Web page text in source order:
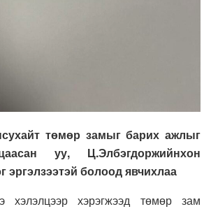
төмөр замыг барих ажлыг
уу, Ц.Элбэгдоржийнхон
эргэлзээтэй болоод явчихлаа
хэлэлцээр хэрэгжээд төмөр зам